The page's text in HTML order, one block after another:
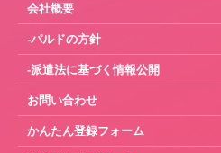
会社概要
-パルドの方針
-派遣法に基づく情報公開
お問い合わせ
かんたん登録フォーム